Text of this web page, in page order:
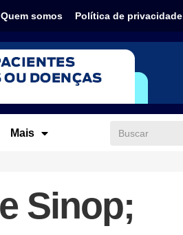
Quem somos Política de privacidade
Mais
Sinop;